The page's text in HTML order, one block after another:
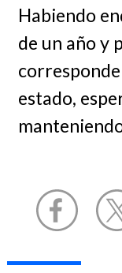
Habiendo
de un año y
estado,